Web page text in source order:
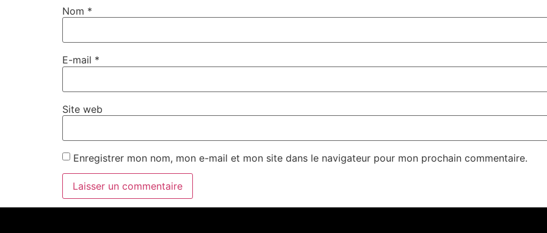
Nom *
E-mail *
Site web
Enregistrer mon nom, mon e-mail et mon site dans le navigateur pour mon prochain commentaire.